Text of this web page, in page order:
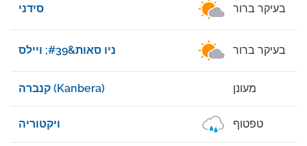
סידני בעיקר ברור
ניו סאות&#39; ויילס בעיקר ברור
קנברה (Kanbera) מעונן
ויקטוריה טפטוף